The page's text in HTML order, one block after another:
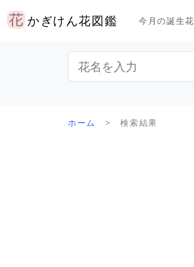
かぎけん花図鑑 今月の誕生花
ホーム 検索結果